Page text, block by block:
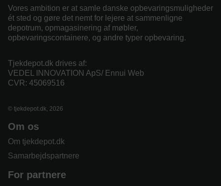
Vores ambition er at samle danske opbevaringsmuligheder
ét sted og gøre det nemt for lejere at sammenligne
depotrum, opmagasinering af møbler,
opbevaringscontainere, og andre typer opbevaring.
Tjekdepot.dk drives af:
VEDEL INNOVATION ApS/ Ennui Web
CVR: 45069516
© tjekdepot.dk, 2026
Om os
Om tjekdepot.dk
Samarbejdspartnere
For partnere